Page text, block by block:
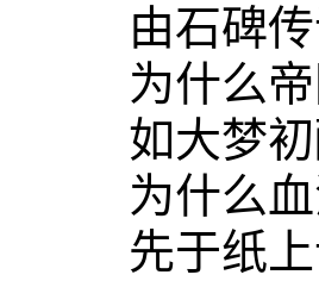
由石碑传
为什么帝
如大梦初
为什么血
先于纸上